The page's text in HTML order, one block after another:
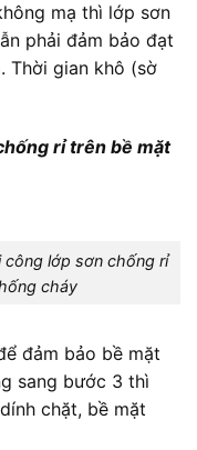
mạ thì lớp sơn
phải đảm bảo đạt
Thời gian khô (sờ
rỉ trên bề mặt
chống rỉ
cháy
đảm bảo bề mặt
sang bước 3 thì
chặt, bề mặt